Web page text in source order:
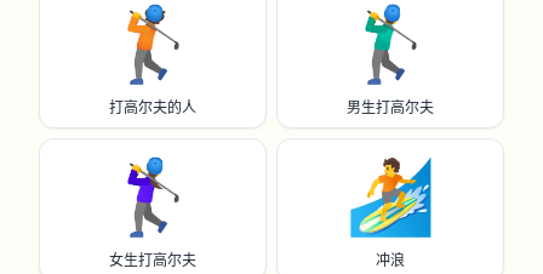
🏌️
打高尔夫的人
🏌️‍♂️
男生打高尔夫
🏌️‍♀️
女生打高尔夫
🏄️
冲浪